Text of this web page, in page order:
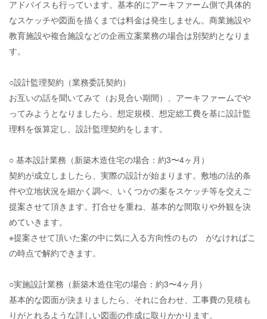
アドバイスも行っています。基本的にアーキファーム側で具体的
なスケッチや図面を描くまでは料金は発生しません。商業施設や
教育施設や複合施設などの企画立案業務の場合は別契約となりま
す。
○設計監理契約（業務委託契約）
お互いの話を聞いてみて（お見合い期間）、アーキファームでや
ってみようとなりましたら、想定規模、想定総工費を基に設計監
理料を仮算定し、設計監理契約をします。
○ 基本設計業務（新築木造住宅の場合：約3〜4ヶ月）
契約が成立しましたら、実際の設計が始まります。敷地の法的条
件や立地状況を細かく調べ、いくつかの案をスケッチ等を交えご
提案させて頂きます。打合せを重ね、基本的な間取りや外観を決
めていきます。
※提案させて頂いた案の中に気に入る方向性のもの がなければこ
の時点で解約できます。
○実施設計業務（新築木造住宅の場合：約3〜4ヶ月）
基本的な図面が決まりましたら、それに合わせ、工事費の見積も
りがとれるような詳しい図面の作成に取りかかります。